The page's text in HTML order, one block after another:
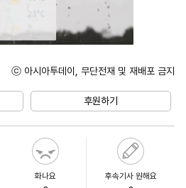
ⓒ 아시아투데이, 무단전재 및 재배포 금지
후원하기
화나요 후속기사 원해요